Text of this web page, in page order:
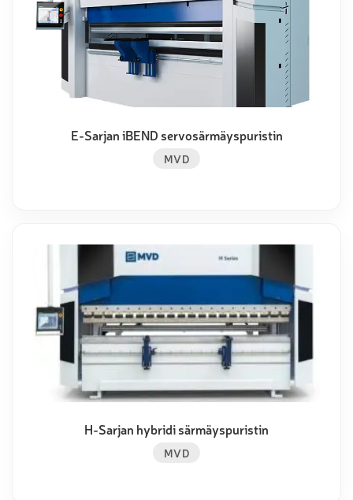
E-Sarjan iBEND servosärmäyspuristin
MVD
H-Sarjan hybridi särmäyspuristin
MVD